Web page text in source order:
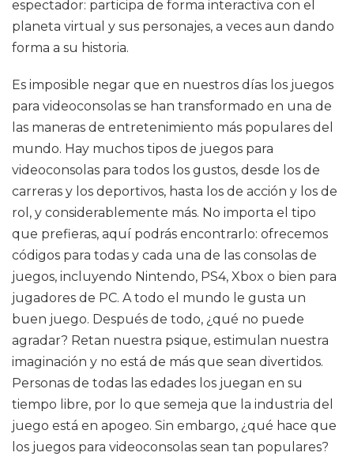
espectador: participa de forma interactiva con el
planeta virtual y sus personajes, a veces aun dando
forma a su historia.
Es imposible negar que en nuestros días los juegos
para videoconsolas se han transformado en una de
las maneras de entretenimiento más populares del
mundo. Hay muchos tipos de juegos para
videoconsolas para todos los gustos, desde los de
carreras y los deportivos, hasta los de acción y los de
rol, y considerablemente más. No importa el tipo
que prefieras, aquí podrás encontrarlo: ofrecemos
códigos para todas y cada una de las consolas de
juegos, incluyendo Nintendo, PS4, Xbox o bien para
jugadores de PC. A todo el mundo le gusta un
buen juego. Después de todo, ¿qué no puede
agradar? Retan nuestra psique, estimulan nuestra
imaginación y no está de más que sean divertidos.
Personas de todas las edades los juegan en su
tiempo libre, por lo que semeja que la industria del
juego está en apogeo. Sin embargo, ¿qué hace que
los juegos para videoconsolas sean tan populares?